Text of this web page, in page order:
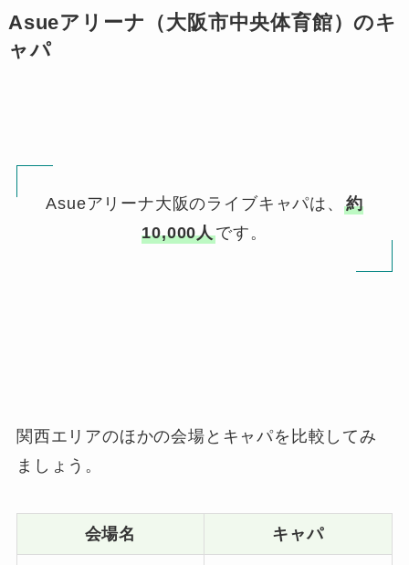
Asueアリーナ（大阪市中央体育館）のキ
ャパ
Asueアリーナ大阪のライブキャパは、 約
10,000人です。
関西エリアのほかの会場とキャパを比較してみ
ましょう。
会場名 キャパ